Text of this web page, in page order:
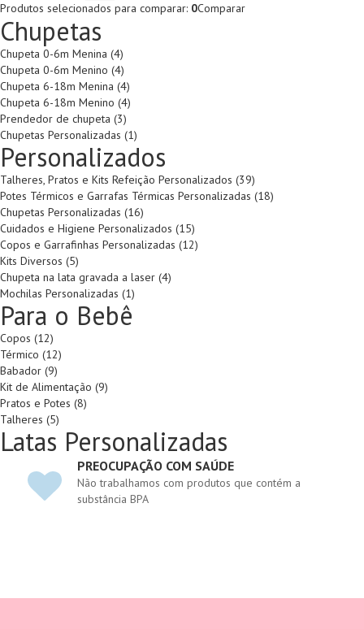
Produtos selecionados para comparar: 0Comparar
Chupetas
Chupeta 0-6m Menina (4)
Chupeta 0-6m Menino (4)
Chupeta 6-18m Menina (4)
Chupeta 6-18m Menino (4)
Prendedor de chupeta (3)
Chupetas Personalizadas (1)
Personalizados
Talheres, Pratos e Kits Refeição Personalizados (39)
Potes Térmicos e Garrafas Térmicas Personalizadas (18)
Chupetas Personalizadas (16)
Cuidados e Higiene Personalizados (15)
Copos e Garrafinhas Personalizadas (12)
Kits Diversos (5)
Chupeta na lata gravada a laser (4)
Mochilas Personalizadas (1)
Para o Bebê
Copos (12)
Térmico (12)
Babador (9)
Kit de Alimentação (9)
Pratos e Potes (8)
Talheres (5)
Latas Personalizadas
PREOCUPAÇÃO COM SAÚDE
Não trabalhamos com produtos que contém a
substância BPA